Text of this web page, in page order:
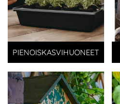
PIENOISKASVIHUONEET